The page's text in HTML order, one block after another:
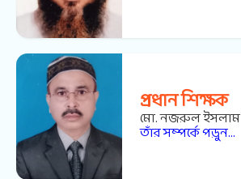
প্রধান শিক্ষক
মো. নজরুল ইসলাম
তাঁর সম্পর্কে পড়ুন...